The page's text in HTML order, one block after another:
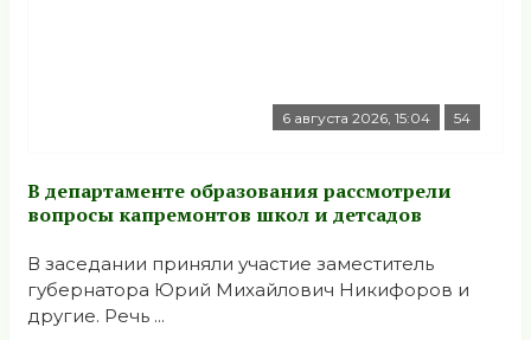
6 августа 2026, 15:04 54
В департаменте образования рассмотрели
вопросы капремонтов школ и детсадов
В заседании приняли участие заместитель
губернатора Юрий Михайлович Никифоров и
другие. Речь ...